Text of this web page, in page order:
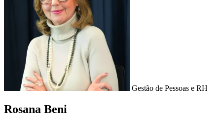
Gestão de Pessoas e RH
Rosana Beni